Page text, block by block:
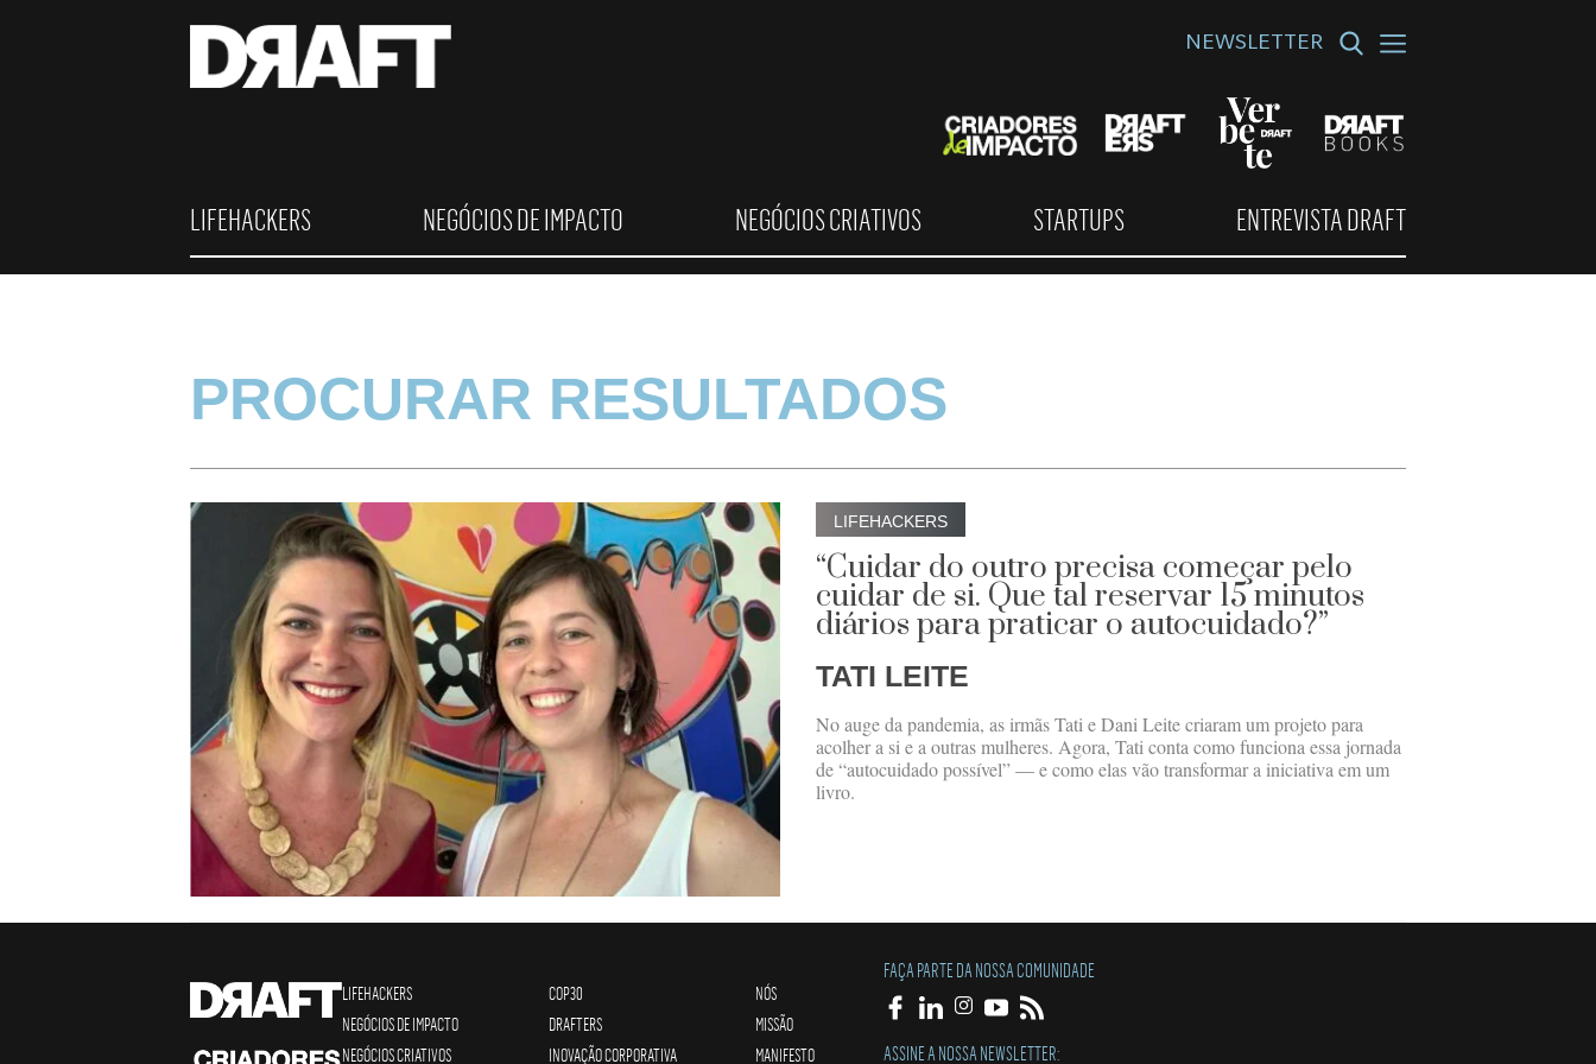
NEWSLETTER
LIFEHACKERS NEGÓCIOS DE IMPACTO NEGÓCIOS CRIATIVOS STARTUPS ENTREVISTA DRAFT
PROCURAR RESULTADOS
LIFEHACKERS
“Cuidar do outro precisa começar pelo
cuidar de si. Que tal reservar 15 minutos
diários para praticar o autocuidado?”
TATI LEITE
No auge da pandemia, as irmãs Tati e Dani Leite criaram um projeto para
acolher a si e a outras mulheres. Agora, Tati conta como funciona essa jornada
de “autocuidado possível” — e como elas vão transformar a iniciativa em um
livro.
LIFEHACKERS
NEGÓCIOS DE IMPACTO
NEGÓCIOS CRIATIVOS
COP30
DRAFTERS
INOVAÇÃO CORPORATIVA
NÓS
MISSÃO
MANIFESTO
FAÇA PARTE DA NOSSA COMUNIDADE
ASSINE A NOSSA NEWSLETTER: